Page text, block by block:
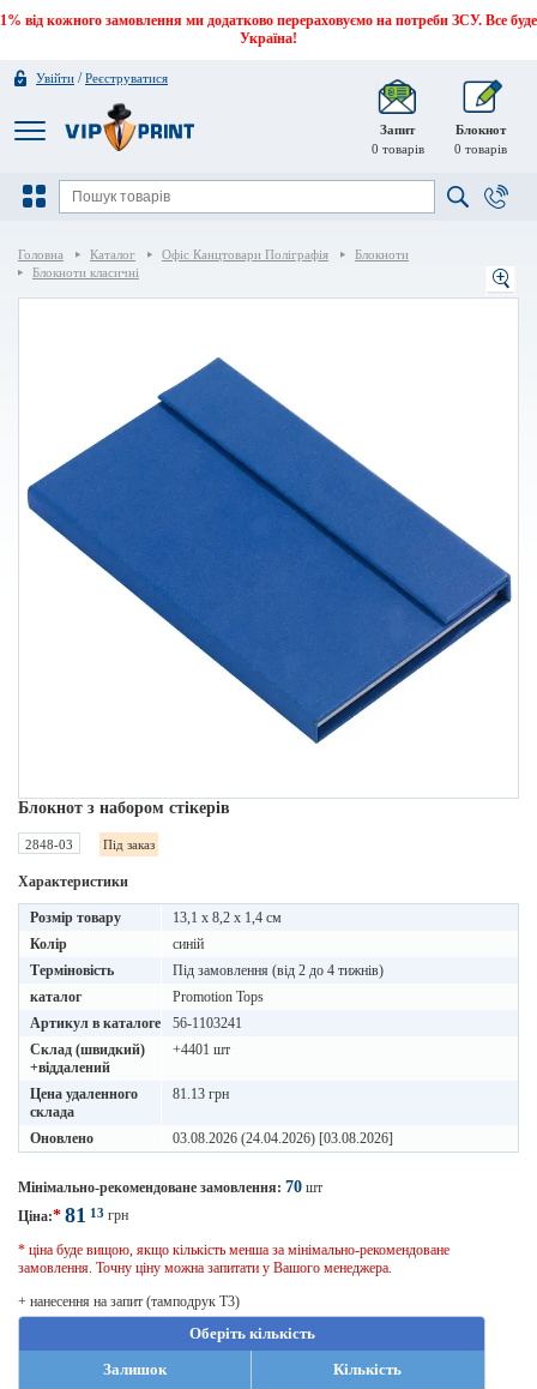
1% від кожного замовлення ми додатково перераховуємо на потреби ЗСУ. Все буде
Україна!
Увійти /Реєструватися
Запит
0 товарів
Блокнот
0 товарів
Головна Каталог Офіс Канцтовари Поліграфія
Блокноти
Блокноти класичні
Блокнот з набором стікерів
2848-03 Під заказ
Характеристики
Розмір товару
13,1 x 8,2 x 1,4 см
Колір
синій
Терміновість
Під замовлення (від 2 до 4 тижнів)
каталог
Promotion Tops
Артикул в каталоге
56-1103241
Склад (швидкий)
+віддалений
+4401 шт
Цена удаленного
склада
81.13 грн
Оновлено 03.08.2026 (24.04.2026) [03.08.2026]
Мінімально-рекомендоване замовлення: 70 шт
Ціна:* 81 13 грн
* ціна буде вищою, якщо кількість менша за мінімально-рекомендоване
замовлення. Точну ціну можна запитати у Вашого менеджера.
+ нанесення на запит (тамподрук T3)
Оберіть кількість
Залишок
Кількість